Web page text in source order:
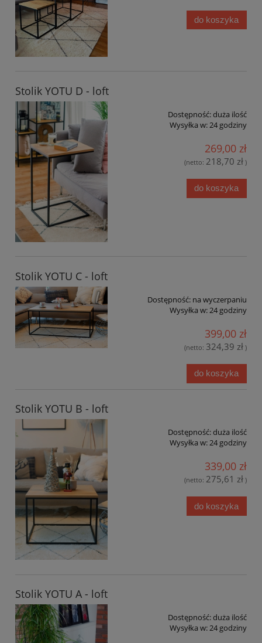
do koszyka
Stolik YOTU D - loft
Dostępność:duża ilość
Wysyłka w:24 godziny
269,00 zł
(netto: 218,70 zł )
do koszyka
Stolik YOTU C - loft
Dostępność: na wyczerpaniu
Wysyłka w:24 godziny
399,00 zł
(netto: 324,39 zł )
do koszyka
Stolik YOTU B - loft
Dostępność:duża ilość
Wysyłka w:24 godziny
339,00 zł
(netto: 275,61 zł )
do koszyka
Stolik YOTU A - loft
Dostępność:duża ilość
Wysyłka w:24 godziny